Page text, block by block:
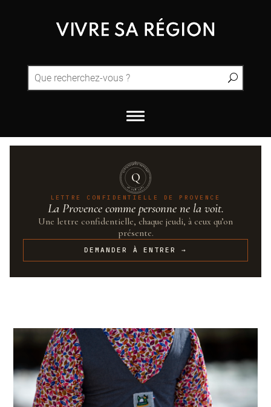
QUINTESSENCE·PROVENCE
UN·SUR·CENT
Q
LETTRE CONFIDENTIELLE DE PROVENCE
La Provence comme personne ne la voit.
Une lettre confidentielle, chaque jeudi, à ceux qu’on
présente.
DEMANDER À ENTRER →